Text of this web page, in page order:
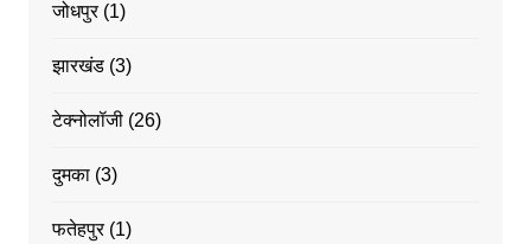
जोधपुर(1)
झारखंड(3)
टेक्नोलॉजी(26)
दुमका(3)
फतेहपुर(1)